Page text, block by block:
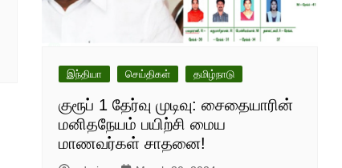
இந்தியா செய்திகள் தமிழ்நாடு
குரூப் 1 தேர்வு முடிவு: சைதையாரின்
மனிதநேயம் பயிற்சி மைய
மாணவர்கள் சாதனை!